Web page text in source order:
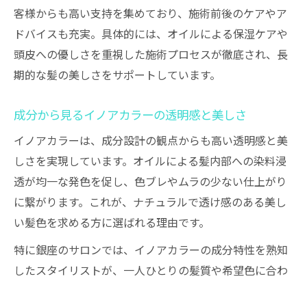
科学的視点で評価するイノアカラーの高品
質
イノアカラーがもたらす安心感の理由に迫
客様からも高い支持を集めており、施術前後のケアやア
ドバイスも充実。具体的には、オイルによる保湿ケアや
頭皮への優しさを重視した施術プロセスが徹底され、長
期的な髪の美しさをサポートしています。
成分から見るイノアカラーの透明感と美しさ
イノアカラーは、成分設計の観点からも高い透明感と美
しさを実現しています。オイルによる髪内部への染料浸
透が均一な発色を促し、色ブレやムラの少ない仕上がり
に繋がります。これが、ナチュラルで透け感のある美し
い髪色を求める方に選ばれる理由です。
特に銀座のサロンでは、イノアカラーの成分特性を熟知
したスタイリストが、一人ひとりの髪質や希望色に合わ